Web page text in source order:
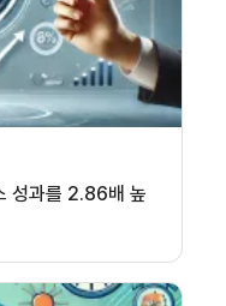
성과를 2.86배 높